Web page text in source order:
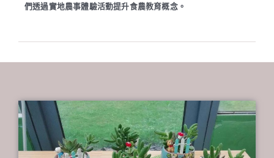
們透過實地農事體驗活動提升食農教育概念。